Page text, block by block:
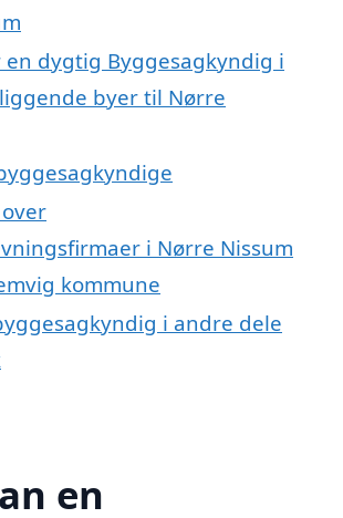
en dygtig Byggesagkyndig i
byer til Nørre
i Nørre Nissum
kommune
i andre dele
en